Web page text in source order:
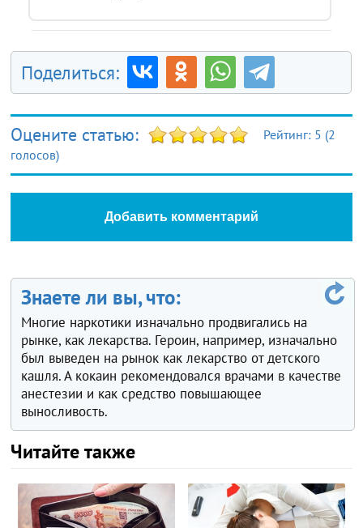
Поделиться:
Оцените статью: Рейтинг: 5 (2
голосов)
Добавить комментарий
Знаете ли вы, что:
Многие наркотики изначально продвигались на
рынке, как лекарства. Героин, например, изначально
был выведен на рынок как лекарство от детского
кашля. А кокаин рекомендовался врачами в качестве
анестезии и как средство повышающее
выносливость.
Читайте также